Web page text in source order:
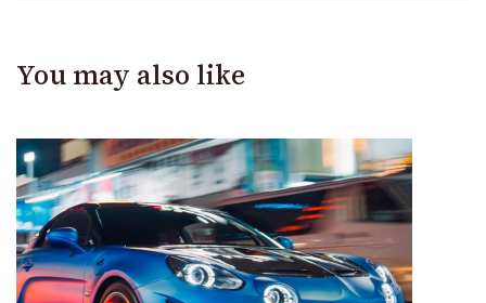
You may also like